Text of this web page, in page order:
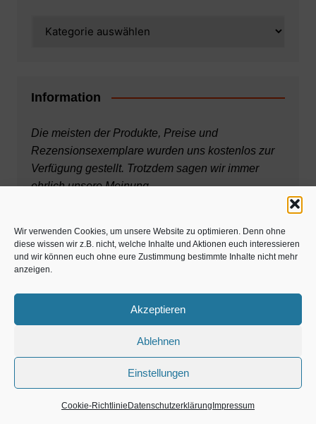
Wir verwenden Cookies, um unsere Website zu optimieren. Denn ohne
diese wissen wir z.B. nicht, welche Inhalte und Aktionen euch interessieren
und wir können euch ohne eure Zustimmung bestimmte Inhalte nicht mehr
anzeigen.
Akzeptieren
Ablehnen
Einstellungen
Cookie-Richtlinie Datenschutzerklärung Impressum
Information
Die meisten der Produkte, Preise und
Rezensionsexemplare wurden uns kostenlos zur
Verfügung gestellt. Trotzdem sagen wir immer
ehrlich unsere Meinung.
Endlich 18 – Ideenliste
Familienhilfe Jobs
15 € Cashback Gutschein